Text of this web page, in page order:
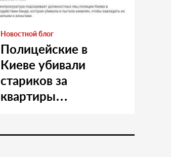
Новостной блог
Полицейские в
Киеве убивали
стариков за
квартиры…